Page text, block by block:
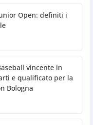
Open: definiti i
vincente in
e qualificato per la
Bologna